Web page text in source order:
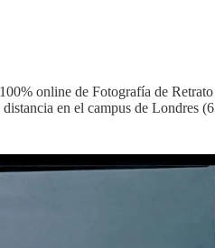
online de Fotografía de Retrato
en el campus de Londres (6